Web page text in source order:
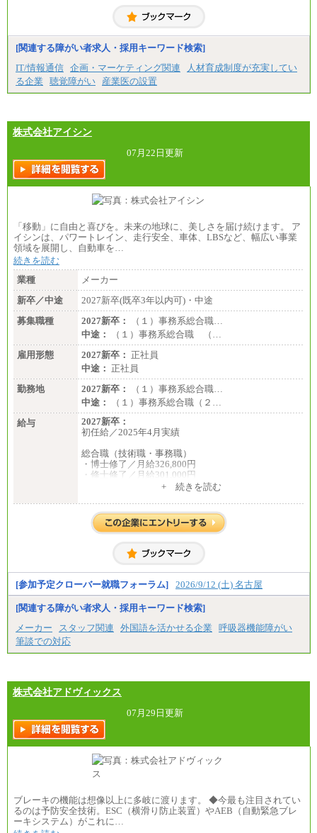
※自己成長支援金(10,000円）を含む
※別途、Workstyle支援金(月額4,000円）
[関連する障がい者求人・採用キーワード検索]
IT/情報通信 企画・マーケティング関連
人材育成制度が充実してい
る企業
聴覚障がい 産業医の設置
株式会社アイシン
07月22日更新
「移動」に自由と喜びを。未来の地球に、美しさを届け続けます。 ア
イシンは、パワートレイン、走行安全、車体、LBSなど、幅広い事業
領域を展開し、自動車を…
続きを読む
業種
メーカー
新卒／中途
2027新卒(既卒3年以内可)・中途
募集職種
2027新卒：
（１）事務系総合職…
中途：
（１）事務系総合職 （…
雇用形態
2027新卒： 正社員
中途： 正社員
勤務地
2027新卒：
（１）事務系総合職…
中途：
（１）事務系総合職（２…
給与
2027新卒：
初任給／2025年4月実績
総合職（技術職・事務職）
・博士修了／月給326,800円
・修士修了／月給301,000円
・大学卒／月給282,000円
・高専卒（本科）／月給256,000円
一般事務職
・高専卒（専攻科）／月給206,400円
・高専卒（本科）月給197,800円
・短大卒／月給197,800円
・専門卒（2年）／月給197,800円
※試用期間中も給与に変更はございません。
中途：
（１）（２）
想定年収：490万円～1,100万円
・1,090万円/38歳・月給59万円 *残業代・家族手当
対象外
（３）
月給：190,000円～
想定年収：340万円～610万円
年収例：
・460万円/28歳・月給26万円
・520万円/32歳・月給29万円
（４）
月給：201,000円～
想定年収：360万円～680万円
年収例：
+ 続きを読む
[参加予定クローバー就職フォーラム] 2026/9/12 (土) 名古屋
[関連する障がい者求人・採用キーワード検索]
メーカー
スタッフ関連 外国語を活かせる企業
呼吸器機能障がい
筆談での対応
株式会社アドヴィックス
07月29日更新
ブレーキの機能は想像以上に多岐に渡ります。 ◆今最も注目されてい
るのは予防安全技術。ESC（横滑り防止装置）やAEB（自動緊急ブレ
ーキシステム）がこれに…